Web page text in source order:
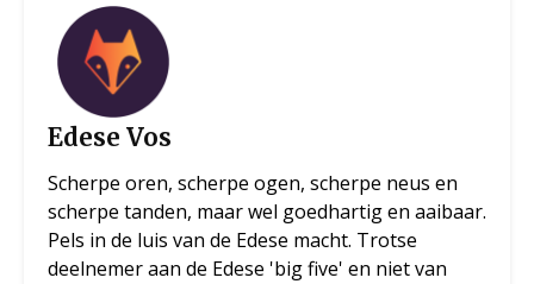
Edese Vos
Scherpe oren, scherpe ogen, scherpe neus en
scherpe tanden, maar wel goedhartig en aaibaar.
Pels in de luis van de Edese macht. Trotse
deelnemer aan de Edese 'big five' en niet van